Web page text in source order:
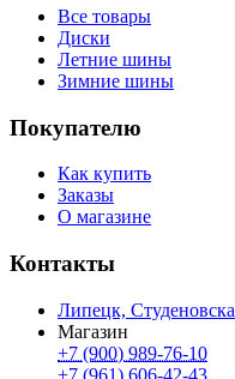
Все товары
Диски
Летние шины
Зимние шины
Покупателю
Как купить
Заказы
О магазине
Контакты
Липецк,
Магазин
+7 (900) 989-76-10
+7 (961) 606-42-43